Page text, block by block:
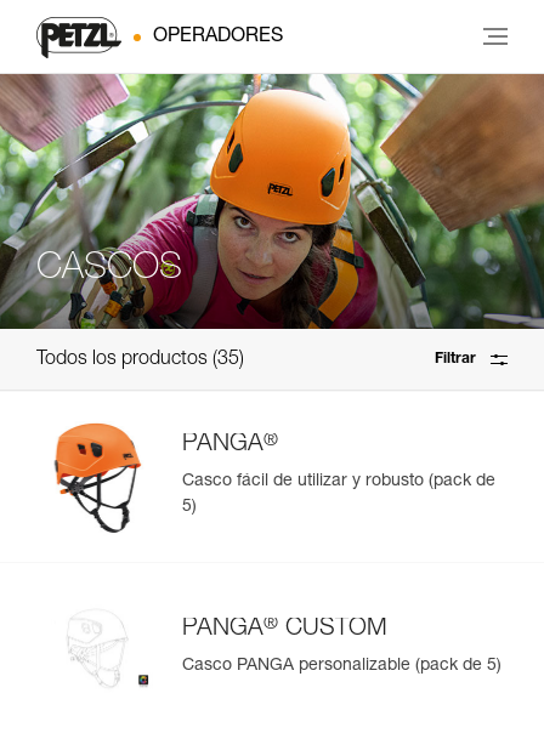
OPERADORES
CASCOS
Todos los productos 35 Filtrar
PANGA®
Casco fácil de utilizar y robusto (pack de
5)
PANGA® CUSTOM
Casco PANGA personalizable (pack de 5)